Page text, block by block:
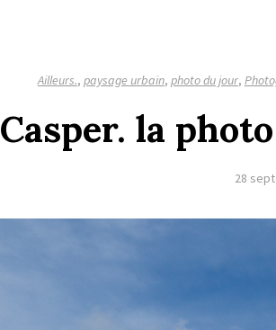
Ailleurs., paysage urbain, photo du jour,
Casper. la
28